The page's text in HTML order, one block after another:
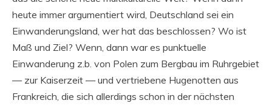
heute immer argumentiert wird, Deutschland sei ein
Einwanderungsland, wer hat das beschlossen? Wo ist
Maß und Ziel? Wenn, dann war es punktuelle
Einwanderung z.b. von Polen zum Bergbau im Ruhrgebiet
— zur Kaiserzeit — und vertriebene Hugenotten aus
Frankreich, die sich allerdings schon in der nächsten